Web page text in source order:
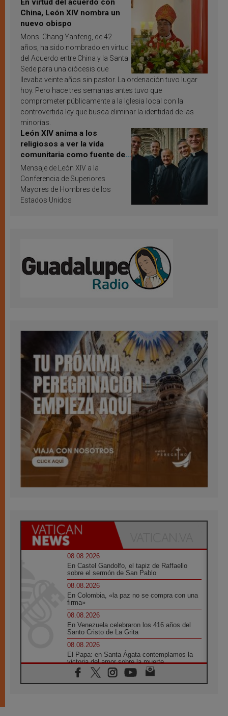
En virtud del acuerdo con
China, León XIV nombra un
nuevo obispo
Mons. Chang Yanfeng, de 42
años, ha sido nombrado en virtud
del Acuerdo entre China y la Santa
Sede para una diócesis que
llevaba veinte años sin pastor. La ordenación tuvo lugar
hoy. Pero hace tres semanas antes tuvo que
comprometer públicamente a la Iglesia local con la
controvertida ley que busca eliminar la identidad de las
minorías.
León XIV anima a los
religiosos a ver la vida
comunitaria como fuente de
inspiración y santificación
Mensaje de León XIV a la
Conferencia de Superiores
Mayores de Hombres de los
Estados Unidos
08.08.2026
En Castel Gandolfo, el tapiz de Raffaello
sobre el sermón de San Pablo
08.08.2026
En Colombia, «la paz no se compra con una
firma»
08.08.2026
En Venezuela celebraron los 416 años del
Santo Cristo de La Grita
08.08.2026
El Papa: en Santa Ágata contemplamos la
victoria del amor sobre la muerte
08.08.2026
León XIV visitará el Santuario de la Madre